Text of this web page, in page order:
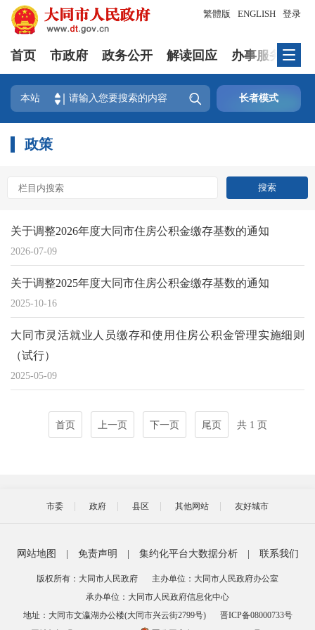
登录
繁體版 ENGLISH
首页 市政府 政务公开 解读回应 办事服务
本站  长者模式
政策
关于调整2026年度大同市住房公积金缴存基数的通知
2026-07-09
关于调整2025年度大同市住房公积金缴存基数的通知
2025-10-16
大同市灵活就业人员缴存和使用住房公积金管理实施细则
（试行）
2025-05-09
首页 上一页 下一页 尾页 共 1 页
市委 政府 县区 其他网站 友好城市
网站地图 免责声明 集约化平台大数据分析 联系我们
版权所有：大同市人民政府
主办单位：大同市人民政府办公室
承办单位：大同市人民政府信息化中心
地址：大同市文瀛湖办公楼(大同市兴云街2799号)
晋ICP备08000733号